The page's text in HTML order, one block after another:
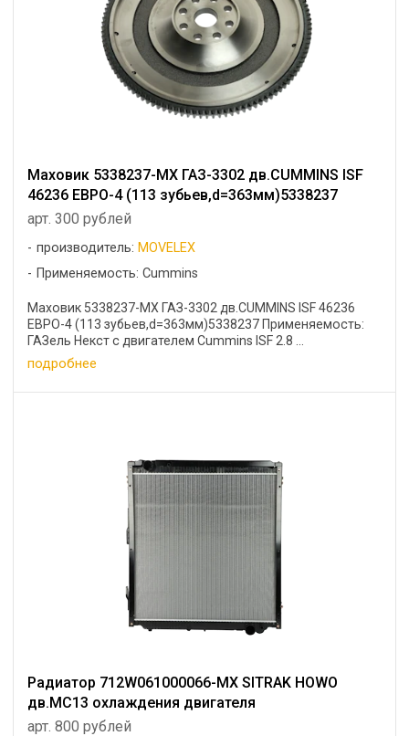
Маховик 5338237-MX ГАЗ-3302 дв.CUMMINS ISF
46236 ЕВРО-4 (113 зубьев,d=363мм)5338237
арт. 300 рублей
производитель:MOVELEX
Применяемость: Cummins
Маховик 5338237-MX ГАЗ-3302 дв.CUMMINS ISF 46236
ЕВРО-4 (113 зубьев,d=363мм)5338237 Применяемость:
ГАЗель Некст с двигателем Cummins ISF 2.8 ...
подробнее
Радиатор 712W061000066-MX SITRAK HOWO
дв.MC13 охлаждения двигателя
арт. 800 рублей